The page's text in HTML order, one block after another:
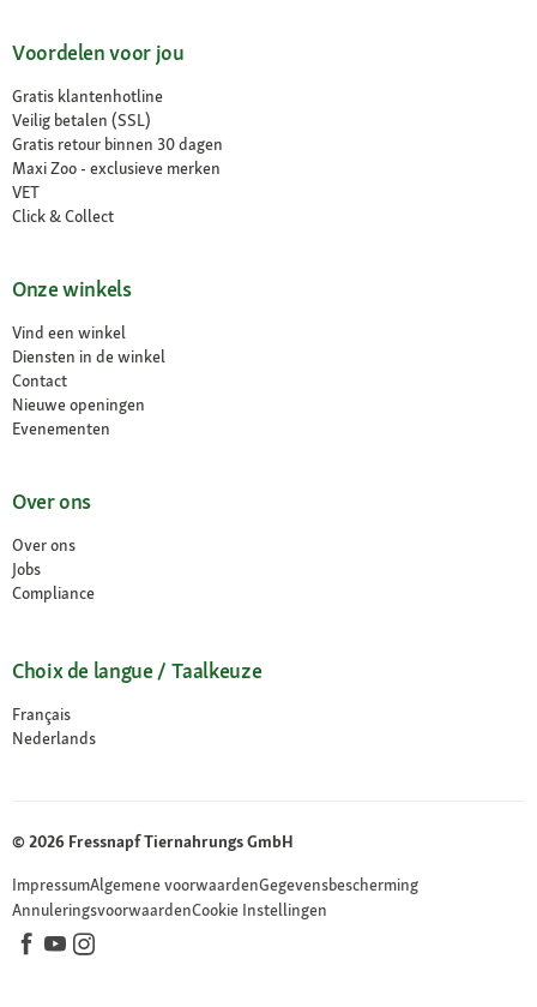
Voordelen voor jou
Gratis klantenhotline
Veilig betalen (SSL)
Gratis retour binnen 30 dagen
Maxi Zoo - exclusieve merken
VET
Click & Collect
Onze winkels
Vind een winkel
Diensten in de winkel
Contact
Nieuwe openingen
Evenementen
Over ons
Over ons
Jobs
Compliance
Choix de langue / Taalkeuze
Français
Nederlands
© 2026 Fressnapf Tiernahrungs GmbH
ImpressumAlgemene voorwaardenGegevensbescherming
AnnuleringsvoorwaardenCookie Instellingen